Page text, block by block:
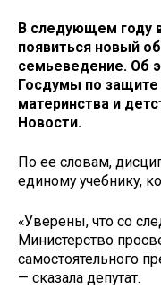
В следующем году
появиться новый
семьеведение. Об
Госдумы по
материнства и
Новости.
По ее словам,
единому учебнику,
«Уверены, что со
Министерство
самостоятельного
— сказала депутат.